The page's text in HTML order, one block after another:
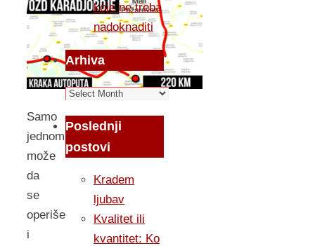
Samo
jednom
može
da
se
operiše
i
koje ne treba
nadoknaditi
Arhiva
Arhiva
Poslednji
postovi
Kradem
ljubav
Kvalitet ili
kvantitet: Ko